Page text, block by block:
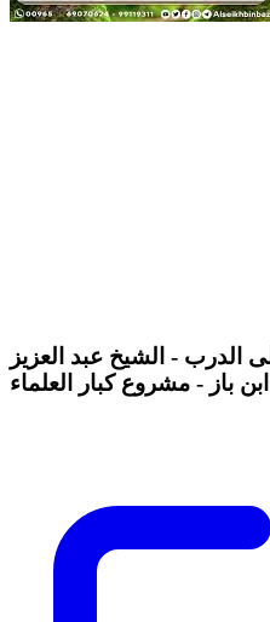
الدرب - الشيخ عبد العزيز
ابن باز - مشروع كبار العلماء